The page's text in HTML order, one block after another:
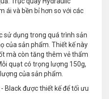
ái và bền bỉ hơn so với các
sử dụng trong quá trình sản
của sản phẩm. Thiết kế này
mà còn tăng thêm vẻ thẩm
quạt có trọng lượng 150g,
của sản phẩm.
Black được thiết kế để tối ưu